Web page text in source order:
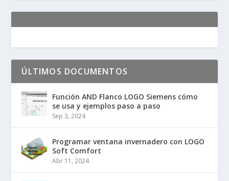
ÚLTIMOS DOCUMENTOS
Función AND Flanco LOGO Siemens cómo
se usa y ejemplos paso a paso
Sep 3, 2024
Programar ventana invernadero con LOGO
Soft Comfort
Abr 11, 2024